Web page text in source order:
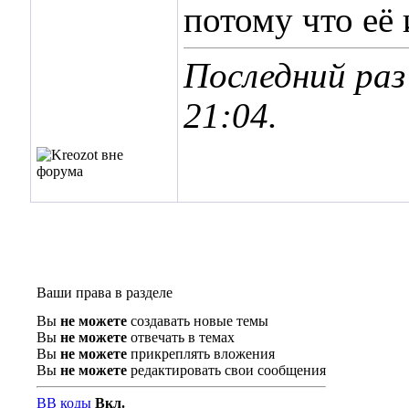
потому что её
Последний
21:04.
Ваши права в разделе
Вы не можете создавать новые темы
Вы не можете отвечать в темах
Вы не можете прикреплять вложения
Вы не можете редактировать свои сообщения
BB коды Вкл.